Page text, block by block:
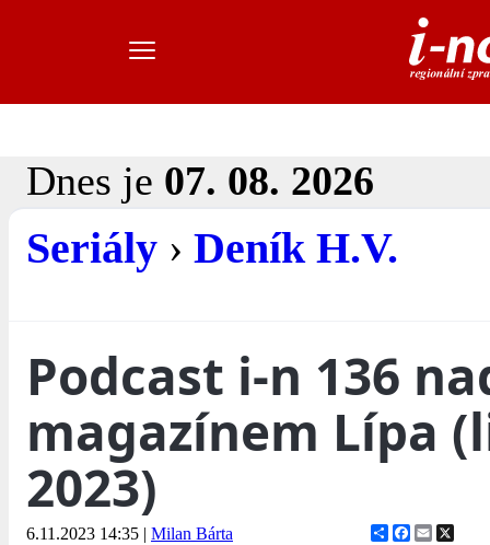
Dnes je 07. 08. 2026
Seriály › Deník H.V.
Podcast i-n 136
magazínem Lípa
2023)
6.11.2023 14:35 | Milan Bárta ShareFacebook
Email